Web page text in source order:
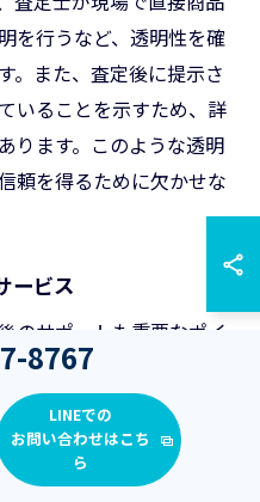
を行うなど、透明性を確
。また、査定後に提示さ
いることを示すため、詳
ります。このような透明
頼を得るために欠かせな
ービス
のサポートも重要なポイ
業者は、取引後も顧客に
サービスを充実させてい
何か問題が発生した場合
体制を整えています。さ
8767
LINEでの
お問い合わせはこち
ら